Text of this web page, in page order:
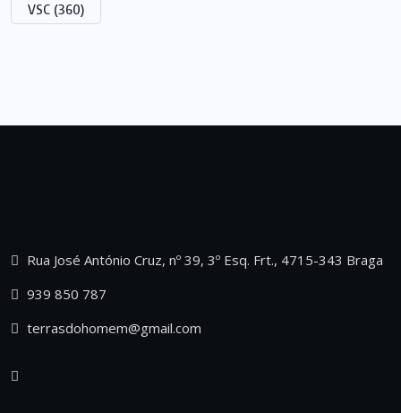
VSC (360)
Rua José António Cruz, nº 39, 3º Esq. Frt., 4715-343 Braga
939 850 787
terrasdohomem@gmail.com